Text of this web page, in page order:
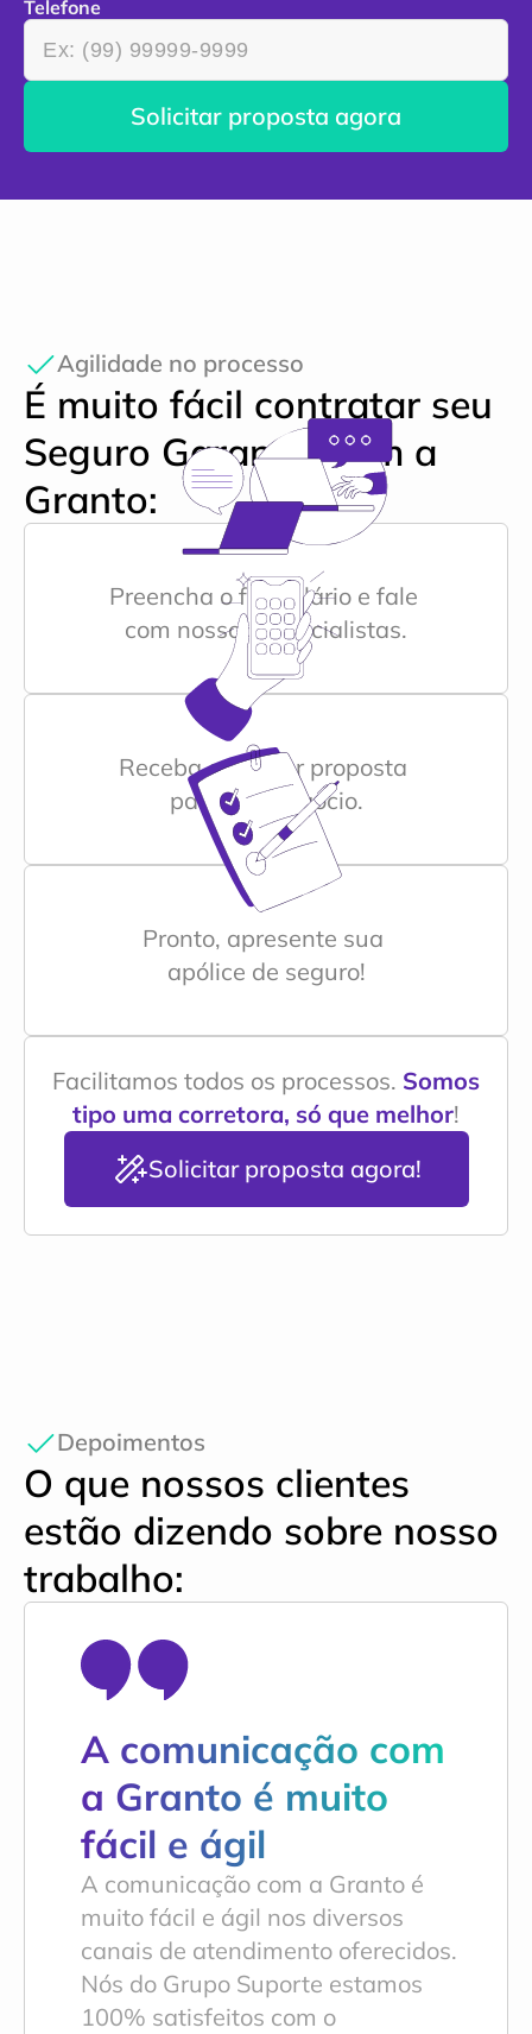
Telefone
Solicitar proposta agora
Agilidade no processo
É muito fácil contratar seu
Seguro Garantia com a
Granto:
Preencha o formulário e fale
com nossos especialistas.
Receba a melhor proposta
para seu negócio.
Pronto, apresente sua
apólice de seguro!
Facilitamos todos os processos. Somos
tipo uma corretora, só que melhor!
Solicitar proposta agora!
Depoimentos
O que nossos clientes
estão dizendo sobre nosso
trabalho:
A comunicação com
a Granto é muito
fácil e ágil
A comunicação com a Granto é
muito fácil e ágil nos diversos
canais de atendimento oferecidos.
Nós do Grupo Suporte estamos
100% satisfeitos com o